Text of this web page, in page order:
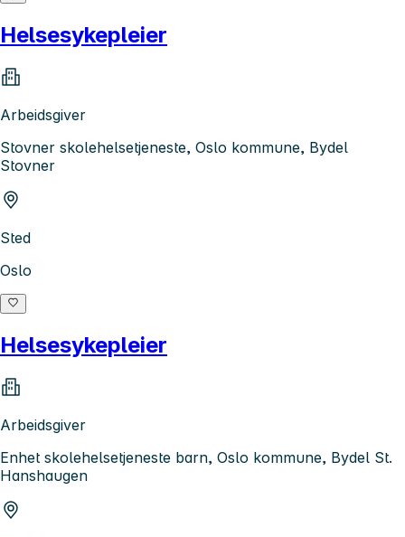
Helsesykepleier
Arbeidsgiver
Stovner skolehelsetjeneste, Oslo kommune, Bydel
Stovner
Sted
Oslo
Helsesykepleier
Arbeidsgiver
Enhet skolehelsetjeneste barn, Oslo kommune, Bydel St.
Hanshaugen